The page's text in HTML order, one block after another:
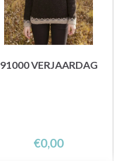
91000 VERJAARDAG
€0,00